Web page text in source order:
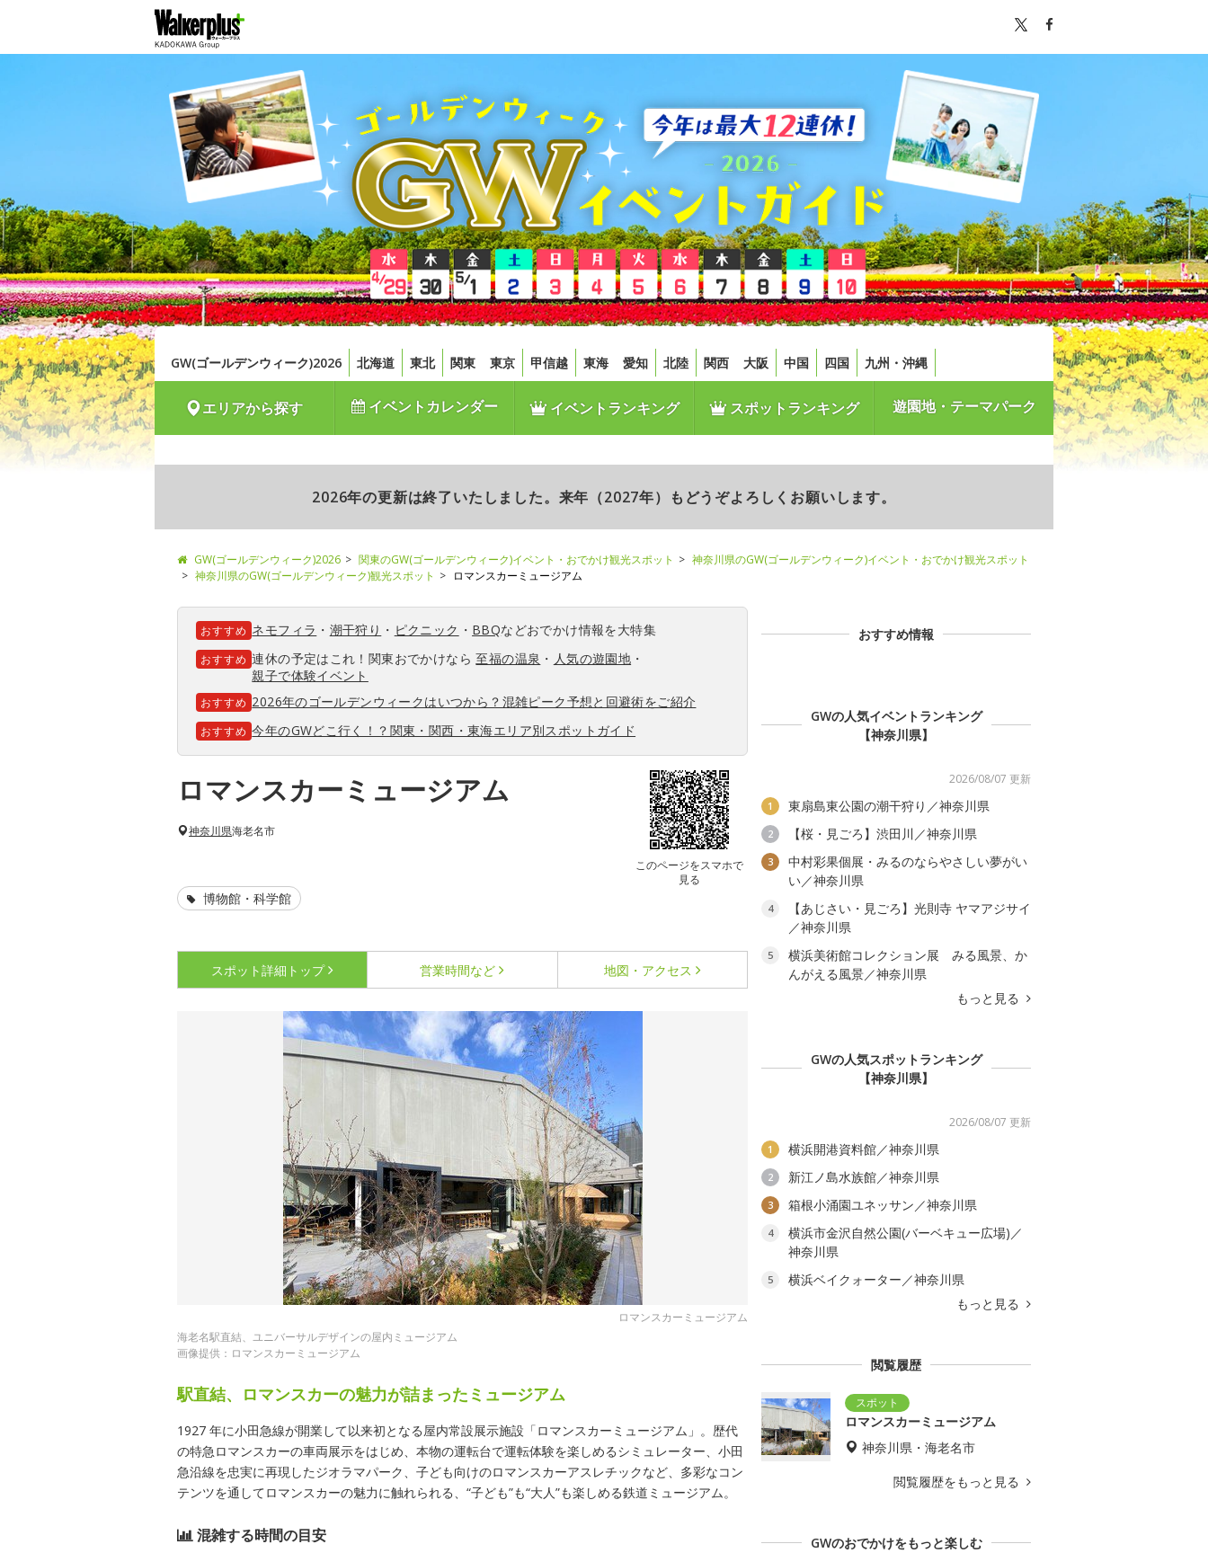
GW(ゴールデンウィーク)2026 北海道 東北 関東 東京 甲信越 東海 愛知 北陸 関西 大阪 中国 四国 九州・沖縄
エリアから探す イベントカレンダー イベントランキング スポットランキング 遊園地・テーマパーク
2026年の更新は終了いたしました。来年（2027年）もどうぞよろしくお願いします。
GW(ゴールデンウィーク)2026 関東のGW(ゴールデンウィーク)イベント・おでかけ観光スポット
神奈川県のGW(ゴールデンウィーク)イベント・おでかけ観光スポット
神奈川県のGW(ゴールデンウィーク)観光スポット
ロマンスカーミュージアム
おすすめ ネモフィラ ・ 潮干狩り ・ ピクニック ・ BBQなどおでかけ情報を大特集
おすすめ 連休の予定はこれ！関東おでかけなら至福の温泉 ・ 人気の遊園地 ・
親子で体験イベント
おすすめ 2026年のゴールデンウィークはいつから？混雑ピーク予想と回避術をご紹介
おすすめ 今年のGWどこ行く！？関東・関西・東海エリア別スポットガイド
ロマンスカーミュージアム
このページをスマホで
見る
神奈川県海老名市
博物館・科学館
スポット詳細 トップ 営業時間など 地図・アクセス
ロマンスカーミュージアム
海老名駅直結、ユニバーサルデザインの屋内ミュージアム
画像提供：ロマンスカーミュージアム
駅直結、ロマンスカーの魅力が詰まったミュージアム
1927 年に小田急線が開業して以来初となる屋内常設展示施設「ロマンスカーミュージアム」。歴代
の特急ロマンスカーの車両展示をはじめ、本物の運転台で運転体験を楽しめるシミュレーター、小田
急沿線を忠実に再現したジオラマパーク、子ども向けのロマンスカーアスレチックなど、多彩なコン
テンツを通してロマンスカーの魅力に触れられる、“子ども”も“大人”も楽しめる鉄道ミュージアム。
混雑する時間の目安
おすすめ情報
GWの人気イベントランキング
【神奈川県】
2026/08/07 更新
1 東扇島東公園の潮干狩り／神奈川県
2 【桜・見ごろ】渋田川／神奈川県
3
中村彩果個展・みるのならやさしい夢がい
い／神奈川県
4
【あじさい・見ごろ】光則寺 ヤマアジサイ
／神奈川県
5
横浜美術館コレクション展 みる風景、か
んがえる風景／神奈川県
もっと見る
GWの人気スポットランキング
【神奈川県】
2026/08/07 更新
1 横浜開港資料館／神奈川県
2 新江ノ島水族館／神奈川県
3 箱根小涌園ユネッサン／神奈川県
4
横浜市金沢自然公園(バーベキュー広場)／
神奈川県
5
横浜ベイクォーター／神奈川県
もっと見る
閲覧履歴
ロマンスカーミュージアム
神奈川県・海老名市
閲覧履歴をもっと見る
GWのおでかけをもっと楽しむ